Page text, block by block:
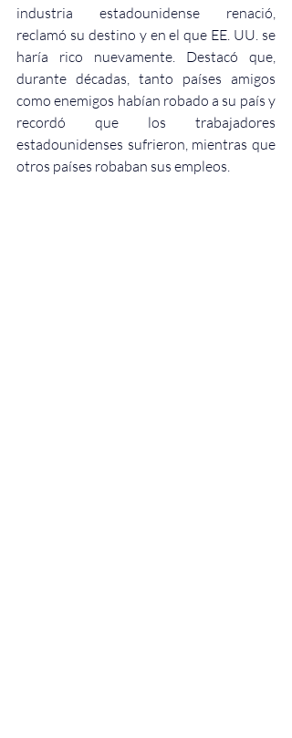
industria estadounidense renació,
reclamó su destino y en el que EE. UU. se
haría rico nuevamente. Destacó que,
durante décadas, tanto países amigos
como enemigos habían robado a su país y
recordó que los trabajadores
estadounidenses sufrieron, mientras que
otros países robaban sus empleos.